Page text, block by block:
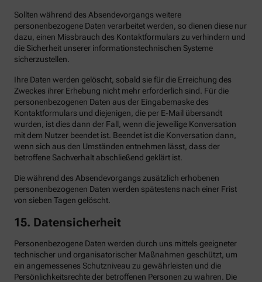
Sollten während des Absendevorgangs weitere
personenbezogene Daten verarbeitet werden, so dienen diese nur
dazu, einen Missbrauch des Kontaktformulars zu verhindern und
die Sicherheit unserer informationstechnischen Systeme
sicherzustellen.
Ihre Daten werden gelöscht, sobald sie für die Erreichung des
Zweckes ihrer Erhebung nicht mehr erforderlich sind. Für die
personenbezogenen Daten aus der Eingabemaske des
Kontaktformulars und diejenigen, die per E-Mail übersandt
wurden, ist dies dann der Fall, wenn die jeweilige Konversation
mit dem Nutzer beendet ist. Beendet ist die Konversation dann,
wenn sich aus den Umständen entnehmen lässt, dass der
betroffene Sachverhalt abschließend geklärt ist.
Die während des Absendevorgangs zusätzlich erhobenen
personenbezogenen Daten werden spätestens nach einer Frist
von sieben Tagen gelöscht.
15. Datensicherheit
Personenbezogene Daten werden durch uns mittels geeigneter
technischer und organisatorischer Maßnahmen geschützt, um
ein angemessenes Schutzniveau zu gewährleisten und die
Persönlichkeitsrechte der betroffenen Personen zu wahren. Die